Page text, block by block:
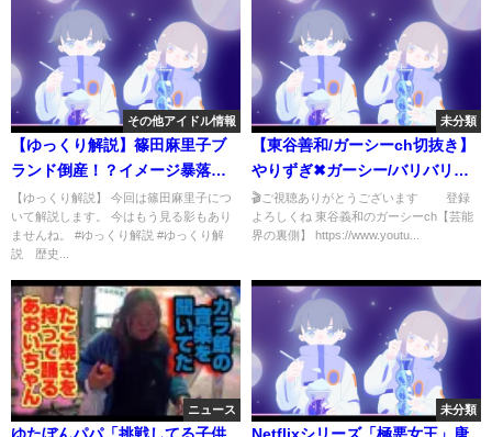
その他アイドル情報
【ゆっくり解説】篠田麻里子ブ
ランド倒産！？イメージ暴落な
泥沼不倫！
【ゆっくり解説】 今回は篠田麻里子につ
いて解説します。 今はもう見る影もあり
ませんね。 #ゆっくり解説 #ゆっくり解
説 歴史...
未分類
【東谷善和/ガーシーch切抜き】
やりずぎ✖︎ガーシー/バリバリ喧
嘩真っ最中のM木谷社長の奇行・
覚悟しとけよ ドラミング鳴り
止まんかもな【公認】
🎬ご視聴ありがとうございます 登録
よろしくね 東谷義和のガーシーch【芸能
界の裏側】 https://www.youtu...
ニュース
ゆたぼんパパ「挑戦してる子供
未分類
Netflixシリーズ「極悪女王」唐